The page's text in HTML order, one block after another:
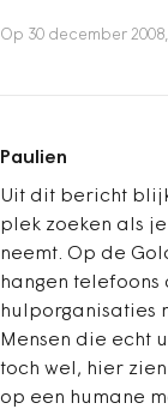
Op 30 december 2008,
Paulien
Uit dit bericht
plek zoeken als
neemt. Op de
hangen
hulporganisaties
Mensen die echt
toch wel, hier
op een humane